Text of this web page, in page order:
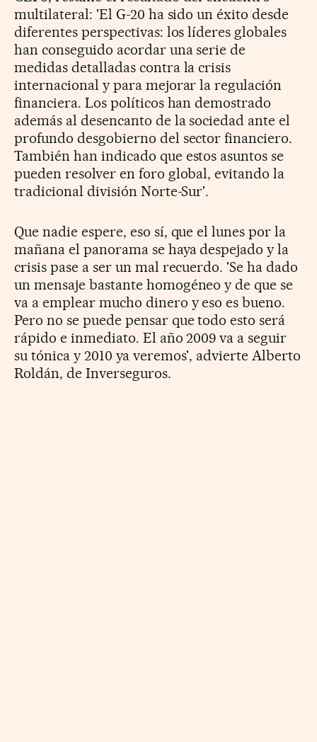
multilateral: 'El G-20 ha sido un éxito desde
diferentes perspectivas: los líderes globales
han conseguido acordar una serie de
medidas detalladas contra la crisis
internacional y para mejorar la regulación
financiera. Los políticos han demostrado
además al desencanto de la sociedad ante el
profundo desgobierno del sector financiero.
También han indicado que estos asuntos se
pueden resolver en foro global, evitando la
tradicional división Norte-Sur'.
Que nadie espere, eso sí, que el lunes por la
mañana el panorama se haya despejado y la
crisis pase a ser un mal recuerdo. 'Se ha dado
un mensaje bastante homogéneo y de que se
va a emplear mucho dinero y eso es bueno.
Pero no se puede pensar que todo esto será
rápido e inmediato. El año 2009 va a seguir
su tónica y 2010 ya veremos', advierte Alberto
Roldán, de Inverseguros.